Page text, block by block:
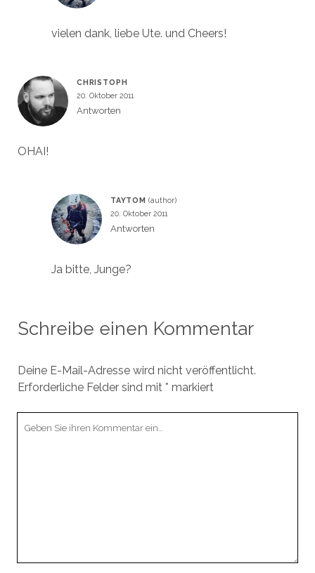
vielen dank, liebe Ute. und Cheers!
CHRISTOPH
20. Oktober 2011
Antworten
OHAI!
TAYTOM
20. Oktober 2011
Antworten
Ja bitte, Junge?
Schreibe einen Kommentar
Deine E-Mail-Adresse wird nicht veröffentlicht.
Erforderliche Felder sind mit * markiert